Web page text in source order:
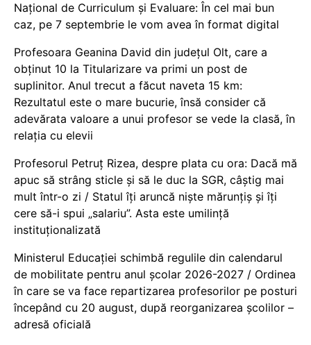
Național de Curriculum și Evaluare: În cel mai bun
caz, pe 7 septembrie le vom avea în format digital
Profesoara Geanina David din județul Olt, care a
obținut 10 la Titularizare va primi un post de
suplinitor. Anul trecut a făcut naveta 15 km:
Rezultatul este o mare bucurie, însă consider că
adevărata valoare a unui profesor se vede la clasă, în
relația cu elevii
Profesorul Petruț Rizea, despre plata cu ora: Dacă mă
apuc să strâng sticle și să le duc la SGR, câștig mai
mult într-o zi / Statul îți aruncă niște mărunțiș și îți
cere să-i spui „salariu”. Asta este umilință
instituționalizată
Ministerul Educației schimbă regulile din calendarul
de mobilitate pentru anul școlar 2026-2027 / Ordinea
în care se va face repartizarea profesorilor pe posturi
începând cu 20 august, după reorganizarea școlilor –
adresă oficială